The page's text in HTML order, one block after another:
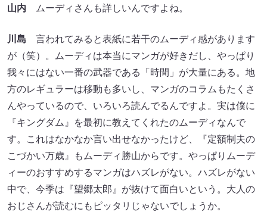
山内 ムーディさんも詳しいんですよね。
川島 言われてみると表紙に若干のムーディ感があります
が（笑）。ムーディは本当にマンガが好きだし、やっぱり
我々にはない一番の武器である「時間」が大量にある。地
方のレギュラーは移動も多いし、マンガのコラムもたくさ
んやっているので、いろいろ読んでるんですよ。実は僕に
『キングダム』を最初に教えてくれたのムーディなんで
す。これはなかなか言い出せなかったけど、『定額制夫の
こづかい万歳』もムーディ勝山からです。やっぱりムーデ
ィーのおすすめするマンガはハズレがない。ハズレがない
中で、今季は『望郷太郎』が抜けて面白いという。大人の
おじさんが読むにもピッタリじゃないでしょうか。